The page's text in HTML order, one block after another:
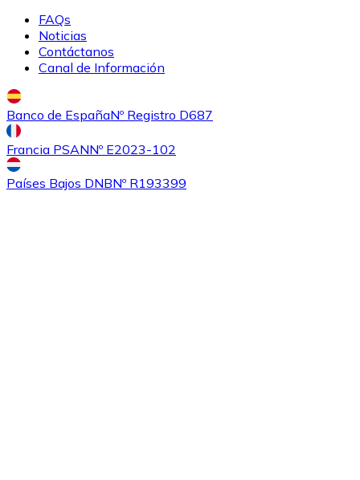
FAQs
Noticias
Contáctanos
Canal de Información
Banco de EspañaNº Registro D687
Francia PSANNº E2023-102
Países Bajos DNBNº R193399